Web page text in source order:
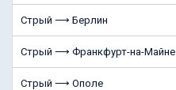
Стрый ⟶ Берлин
Стрый ⟶ Франкфурт-на-Майне
Стрый ⟶ Ополе